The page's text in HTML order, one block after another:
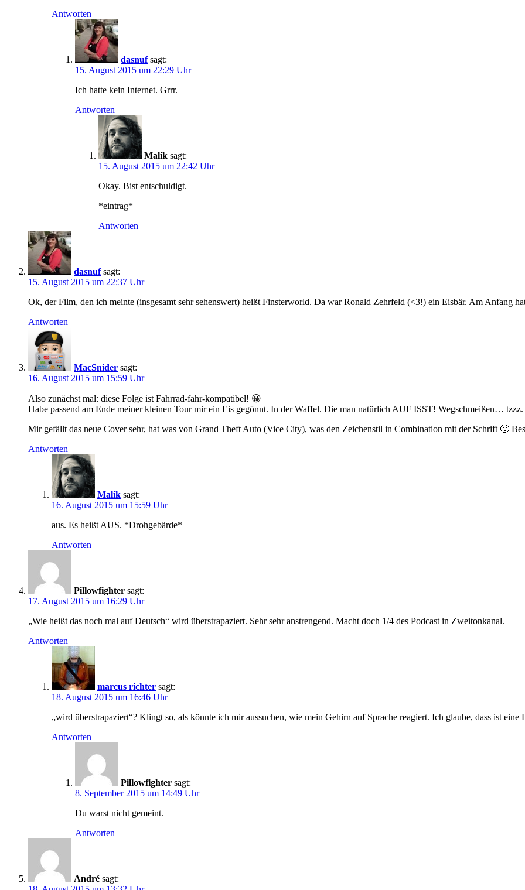
Antworten
dasnuf sagt:
15. August 2015 um 22:29 Uhr
Ich hatte kein Internet. Grrr.
Antworten
Malik sagt:
15. August 2015 um 22:42 Uhr
Okay. Bist entschuldigt.
*eintrag*
Antworten
dasnuf sagt:
15. August 2015 um 22:37 Uhr
Ok, der Film, den ich meinte (insgesamt sehr sehenswert) heißt Finsterworld. Da war Ronald Zehrfeld (<3!) ein Eisbär. Am Anfang
Antworten
MacSnider sagt:
16. August 2015 um 15:59 Uhr
Also zunächst mal: diese Folge ist Fahrrad-fahr-kompatibel! 😀
Habe passend am Ende meiner kleinen Tour mir ein Eis gegönnt. In der Waffel. Die man natürlich AUF ISST! Wegschmeißen… tzzz.
Mir gefällt das neue Cover sehr, hat was von Grand Theft Auto (Vice City), was den Zeichenstil in Combination mit der Schrift 🙂
Antworten
Malik sagt:
16. August 2015 um 15:59 Uhr
aus. Es heißt AUS. *Drohgebärde*
Antworten
Pillowfighter sagt:
17. August 2015 um 16:29 Uhr
„Wie heißt das noch mal auf Deutsch“ wird überstrapaziert. Sehr sehr anstrengend. Macht doch 1/4 des Podcast in Zweitonkanal.
Antworten
marcus richter sagt:
18. August 2015 um 16:46 Uhr
„wird überstrapaziert“? Klingt so, als könnte ich mir aussuchen, wie mein Gehirn auf Sprache reagiert. Ich glaube, dass ist eine
Antworten
Pillowfighter sagt:
8. September 2015 um 14:49 Uhr
Du warst nicht gemeint.
Antworten
André sagt: